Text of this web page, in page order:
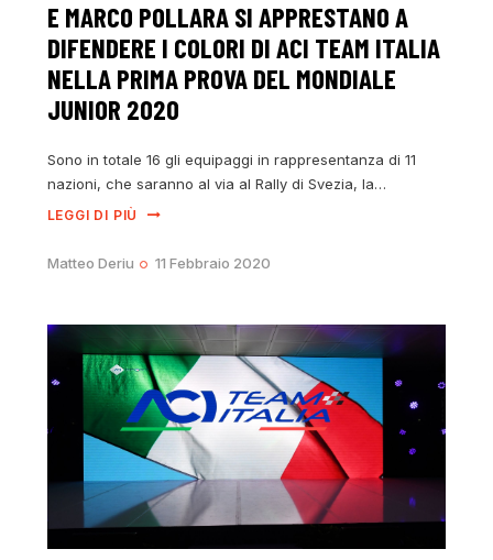
E MARCO POLLARA SI APPRESTANO A
DIFENDERE I COLORI DI ACI TEAM ITALIA
NELLA PRIMA PROVA DEL MONDIALE
JUNIOR 2020
Sono in totale 16 gli equipaggi in rappresentanza di 11
nazioni, che saranno al via al Rally di Svezia, la…
LEGGI DI PIÙ
Matteo Deriu 11 Febbraio 2020